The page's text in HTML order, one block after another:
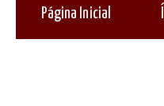
Página Inicial